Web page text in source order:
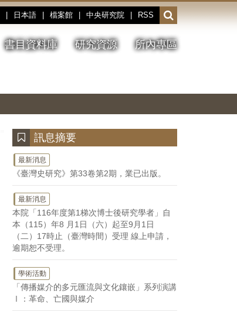
日本語 檔案館 中央研究院 RSS
開
啟
或
收
書目資料庫 研究資源 所內專區
停、
圖
圖
結
訊息摘要
最新消息
《臺灣史研究》第33卷第2期，業已出版。
最新消息
本院「116年度第1梯次博士後研究學者」自
本（115）年8 月1日（六）起至9月1日
（二）17時止（臺灣時間）受理 線上申請，
逾期恕不受理。
學術活動
「傳播媒介的多元匯流與文化鑲嵌」系列演講
Ⅰ：革命、亡國與媒介